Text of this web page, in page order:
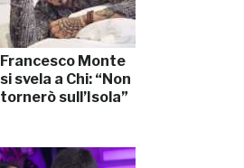
Francesco Monte
si svela a Chi: “Non
tornerò sull’Isola”